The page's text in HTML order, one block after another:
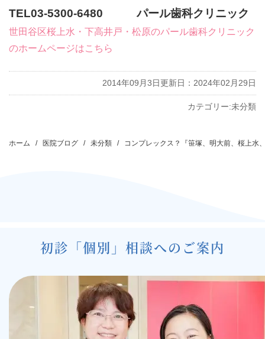
TEL03-5300-6480 パール歯科クリニック
世田谷区桜上水・下高井戸・松原のパール歯科クリニック
のホームページはこちら
2014年09月3日更新日：2024年02月29日
カテゴリー:未分類
稿
ホーム 医院ブログ 未分類 コンプレックス？『笹塚、明大前、桜上水
初診「個別」相談へのご案内